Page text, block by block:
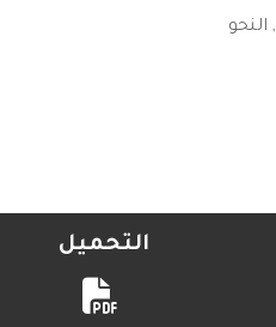
, النحو
التحميل